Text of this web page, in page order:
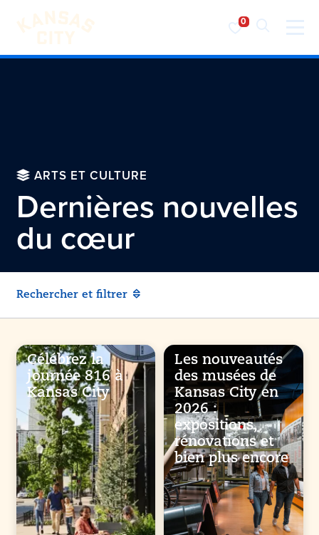
Visiter KC
ARTS ET CULTURE
Dernières nouvelles
du cœur
Rechercher et filtrer
Célébrez la
journée 816 à
Kansas City
Les nouveautés
des musées de
Kansas City en
2026 :
expositions,
rénovations et
bien plus encore